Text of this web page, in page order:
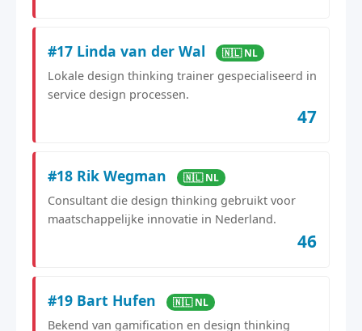
#17 Linda van der Wal 🇳🇱 NL
Lokale design thinking trainer gespecialiseerd in
service design processen.
47
#18 Rik Wegman 🇳🇱 NL
Consultant die design thinking gebruikt voor
maatschappelijke innovatie in Nederland.
46
#19 Bart Hufen 🇳🇱 NL
Bekend van gamification en design thinking